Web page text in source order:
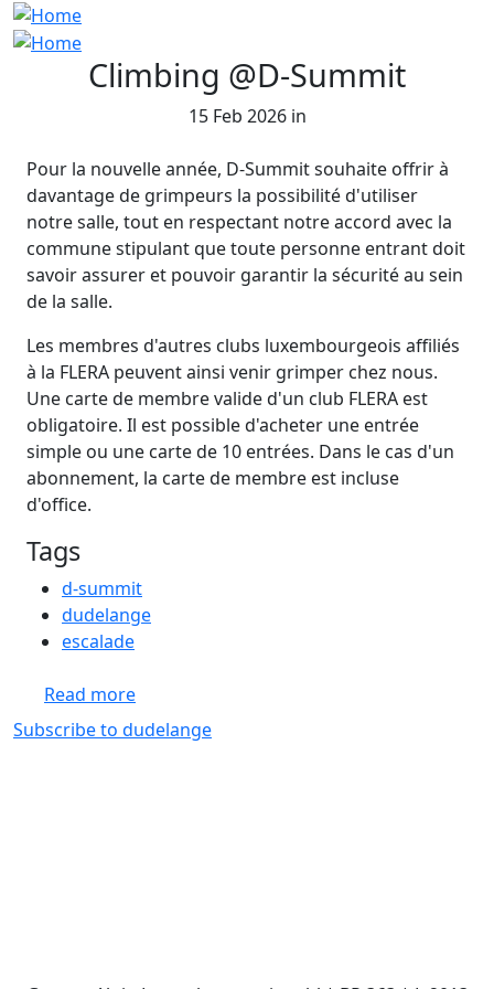
Climbing @D-Summit
15 Feb 2026 in
Pour la nouvelle année, D-Summit souhaite offrir à
davantage de grimpeurs la possibilité d'utiliser
notre salle, tout en respectant notre accord avec la
commune stipulant que toute personne entrant doit
savoir assurer et pouvoir garantir la sécurité au sein
de la salle.
Les membres d'autres clubs luxembourgeois affiliés
à la FLERA peuvent ainsi venir grimper chez nous.
Une carte de membre valide d'un club FLERA est
obligatoire. Il est possible d'acheter une entrée
simple ou une carte de 10 entrées. Dans le cas d'un
abonnement, la carte de membre est incluse
d'office.
Tags
d-summit
dudelange
escalade
Read moreabout Climbing @D-Summit
Subscribe to dudelange